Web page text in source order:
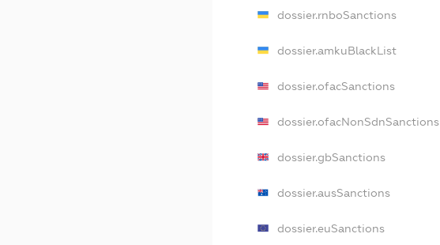
dossier.rnboSanctions
dossier.amkuBlackList
dossier.ofacSanctions
dossier.ofacNonSdnSanctions
dossier.gbSanctions
dossier.ausSanctions
dossier.euSanctions